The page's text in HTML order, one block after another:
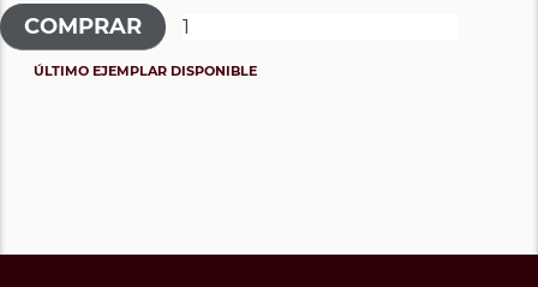
ÚLTIMO EJEMPLAR DISPONIBLE